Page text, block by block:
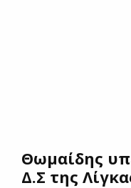
UΘωμαίδης
Δ.Σ της